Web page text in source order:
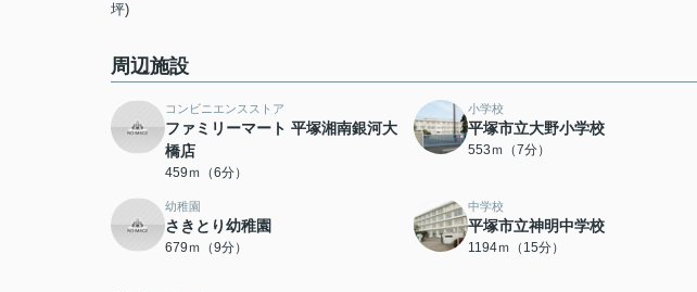
坪)
周辺施設
コンビニエンスストア
ファミリーマート 平塚湘南銀河大
橋店
459ｍ（6分）
小学校
平塚市立大野小学校
553ｍ（7分）
幼稚園
さきとり幼稚園
679ｍ（9分）
中学校
平塚市立神明中学校
1194ｍ（15分）